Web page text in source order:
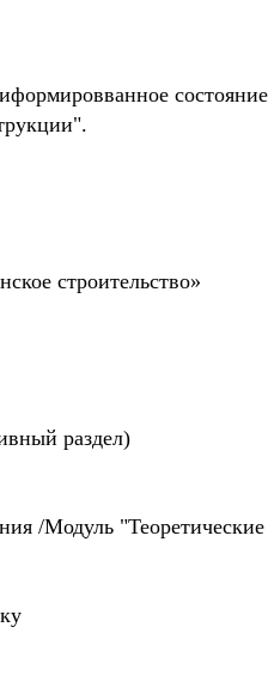
строительство»
раздел)
/Модуль